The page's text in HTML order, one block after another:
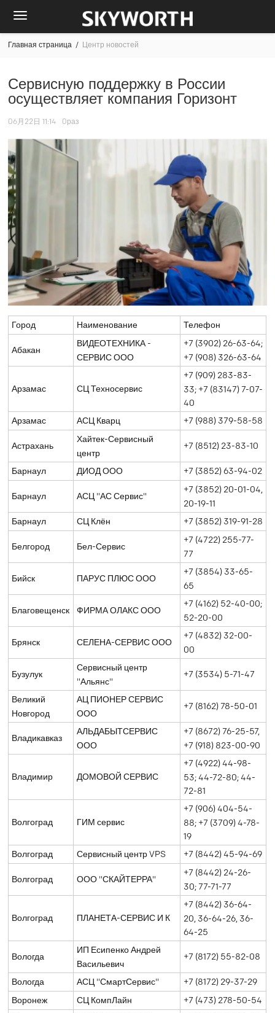
Главная страница / Центр новостей
Сервисную поддержку в России
осуществляет компания Горизонт
06月22日 11:14 0раз
Город Наименование Телефон
Абакан
ВИДЕОТЕХНИКА -
СЕРВИС ООО
+7 (3902) 26-63-64;
+7 (908) 326-63-64
Арзамас СЦ Техносервис
+7 (909) 283-83-
33; +7 (83147) 7-07-
40
Арзамас
АСЦ Кварц +7 (988) 379-58-58
Астрахань
Хайтек-Сервисный
центр
+7 (8512) 23-83-10
Барнаул ДИОД ООО +7 (3852) 63-94-02
Барнаул АСЦ "АС Сервис"
+7 (3852) 20-01-04,
20-19-11
Барнаул
СЦ Клён +7 (3852) 319-91-28
Белгород Бел-Сервис
+7 (4722) 255-77-
77
Бийск ПАРУС ПЛЮС ООО
+7 (3854) 33-65-
65
Благовещенск ФИРМА ОЛАКС ООО
+7 (4162) 52-40-00;
52-20-00
Брянск СЕЛЕНА-СЕРВИС ООО
+7 (4832) 32-00-
00
Бузулук
Сервисный центр
"Альянс"
+7 (3534) 5-71-47
Великий
Новгород
АЦ ПИОНЕР СЕРВИС
ООО
+7 (8162) 78-50-01
Владикавказ
АЛЬДАБЫТСЕРВИС
ООО
+7 (8672) 76-25-57,
+7 (918) 823-00-90
Владимир ДОМОВОЙ СЕРВИС
+7 (4922) 44-98-
53; 44-72-80; 44-
72-81
Волгоград ГИМ сервис
+7 (906) 404-54-
88; +7 (3709) 4-78-
19
Волгоград
Сервисный центр VPS +7 (8442) 45-94-69
Волгоград ООО "СКАЙТЕРРА"
+7 (8442) 24-26-
30; 77-71-77
Волгоград ПЛАНЕТА-СЕРВИС И К
+7 (8442) 36-64-
20, 36-64-26, 36-
64-25
Вологда
ИП Есипенко Андрей
Васильевич
+7 (8172) 55-82-08
Вологда АСЦ "СмартСервис"
+7 (8172) 29-37-29
Воронеж
СЦ КомпЛайн
+7 (473) 278-50-54